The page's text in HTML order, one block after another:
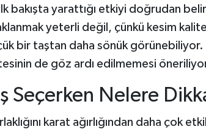
bakışta yarattığı etkiyi doğrudan
yeterli değil, çünkü kesim
bir taştan daha sönük
de göz ardı edilmemesi
Seçerken Nelere
karat ağırlığından daha çok